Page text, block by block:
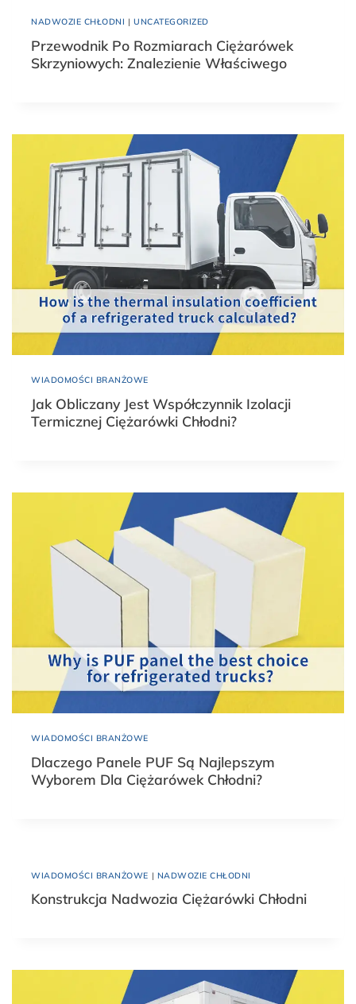
NADWOZIE CHŁODNI | UNCATEGORIZED
Przewodnik Po Rozmiarach Ciężarówek
Skrzyniowych: Znalezienie Właściwego
WIADOMOŚCI BRANŻOWE
Jak Obliczany Jest Współczynnik Izolacji
Termicznej Ciężarówki Chłodni?
WIADOMOŚCI BRANŻOWE
Dlaczego Panele PUF Są Najlepszym
Wyborem Dla Ciężarówek Chłodni?
WIADOMOŚCI BRANŻOWE | NADWOZIE CHŁODNI
Konstrukcja Nadwozia Ciężarówki Chłodni